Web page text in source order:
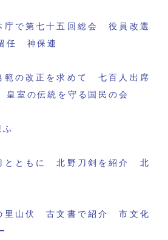
庁で第七十五回総会 役員改選
任 神保連
範の改正を求めて 七百人出席
室の伝統を守る国民の会
とともに 北野刀剣を紹介 北
里山伏 古文書で紹介 市文化